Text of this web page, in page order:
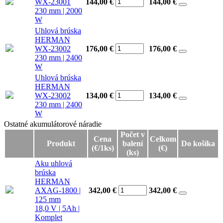
230 mm | 2000
W
Uhlová brúska
HERMAN
WX-23002
230 mm | 2400
W
176,00 € 176,00 €
Uhlová brúska
HERMAN
WX-23002
230 mm | 2400
W
134,00 € 134,00 €
Ostatné akumulátorové náradie
Ostatné akumulátorové náradie
Produkt
Cena
(€/1ks)
Počet v
balení
(ks)
Celkom
(€)
Do košíka
Aku uhlová
brúska
HERMAN
AXAG-1800 |
125 mm
18,0 V | 5Ah |
Komplet
342,00 € 342,00 €